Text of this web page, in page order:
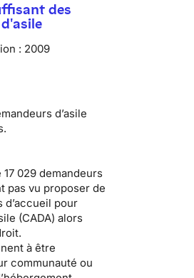
des
: 2009
d’asile
029 demandeurs
pas vu proposer de
d’accueil pour
(CADA) alors
à être
communauté ou